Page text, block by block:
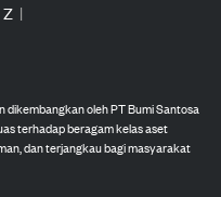
Z |
dikembangkan oleh PT Bumi Santosa
terhadap beragam kelas aset
dan terjangkau bagi masyarakat